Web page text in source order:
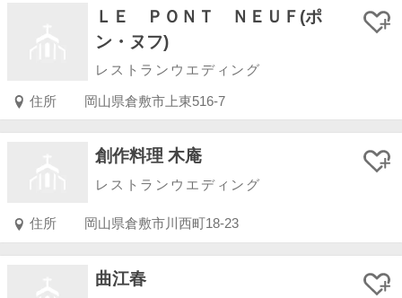
ＬＥ ＰＯＮＴ ＮＥＵＦ(ポ
ン・ヌフ)
レストランウエディング
住所 岡山県倉敷市上東516-7
創作料理 木庵
レストランウエディング
住所 岡山県倉敷市川西町18-23
曲江春